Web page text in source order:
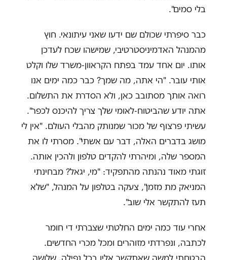
בלי סמים".
כבר סיפרתי שכולם שם ידעו שאני עיתונאי. חוץ
מהמנהל האדמיניסטרטיבי, שמישהו שכח לעדכן
אותו. יום אחד עמד בפתח הקראוון-משרד שלו וקלט
אותי עובר. "הי אתה, מה שמך? כבר כמה ימים אנו
רואה אותך מסתובב כאן, ולא הסדרת את התשלום.
אתה יודע שהביטוח-לאומי שלך צריך להיכנס לכפר".
עשיתי פרצוף של מכור שמנותק מהבלי העולם. "אין לי
מושג בדברים האלה, דבר עם אשתי". מסרתי לו את
המספר שלה, ומיהרתי להקדים טלפון ולהכין אותה.
זוגתי מאוד נהנתה מהתפקיד: "מי, יגאל? מבחינתי
המניאק מת מזמן", צעקה בטלפון על המנהל, "שלא
תעז להתקשר אלי שוב".
אחרי עוד כמה ימים החלטתי שצברתי די חומר
לכתבה, ונפרדתי מזוהרים ומכל מכרי החדשים.
הבטחתי למשה שאתקשר אליו בכל נפילה. שלושה